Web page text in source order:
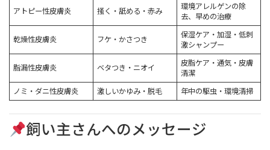
アトピー性皮膚炎 掻く・舐める・赤み
環境アレルゲンの除
去、早めの治療
乾燥性皮膚炎 フケ・かさつき
保湿ケア・加湿・低刺
激シャンプー
脂漏性皮膚炎 ベタつき・ニオイ
皮脂ケア・通気・皮膚
清潔
ノミ・ダニ性皮膚炎
激しいかゆみ・脱毛 年中の駆虫・環境清掃
飼い主さんへのメッセージ